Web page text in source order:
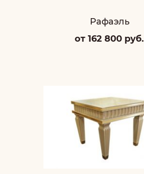
Рафаэль
от 162 800 руб.